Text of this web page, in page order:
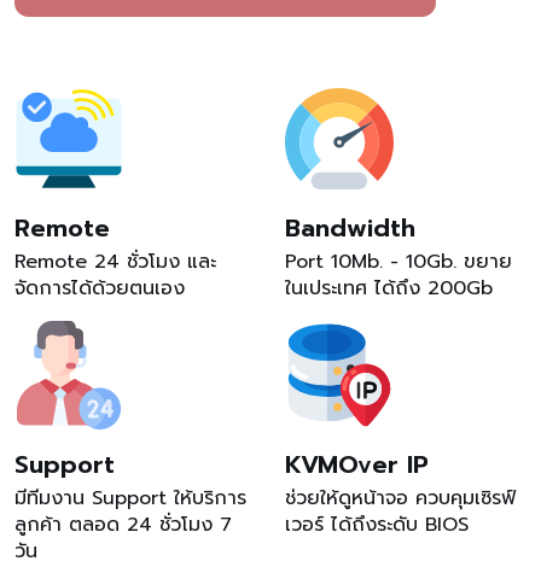
Remote
Remote 24 ชั่วโมง และ
จัดการได้ด้วยตนเอง
Bandwidth
Port 10Mb. - 10Gb. ขยาย
ในเประเทศ ได้ถึง 200Gb
Support
มีทีมงาน Support ให้บริการ
ลูกค้า ตลอด 24 ชั่วโมง 7
วัน
KVMOver IP
ช่วยให้ดูหน้าจอ ควบคุมเซิรฟ์
เวอร์ ได้ถึงระดับ BIOS